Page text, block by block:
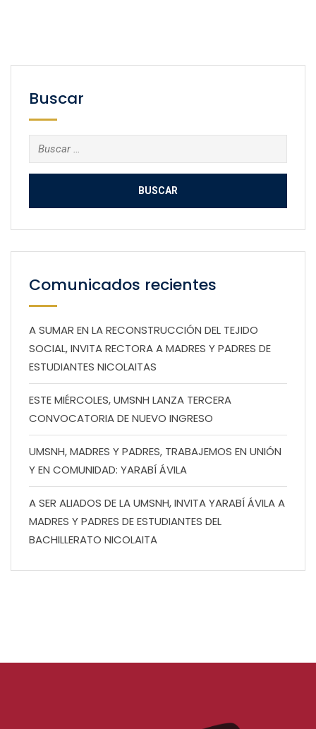
Buscar
Buscar:
Comunicados recientes
A SUMAR EN LA RECONSTRUCCIÓN DEL TEJIDO
SOCIAL, INVITA RECTORA A MADRES Y PADRES DE
ESTUDIANTES NICOLAITAS
ESTE MIÉRCOLES, UMSNH LANZA TERCERA
CONVOCATORIA DE NUEVO INGRESO
UMSNH, MADRES Y PADRES, TRABAJEMOS EN UNIÓN
Y EN COMUNIDAD: YARABÍ ÁVILA
A SER ALIADOS DE LA UMSNH, INVITA YARABÍ ÁVILA A
MADRES Y PADRES DE ESTUDIANTES DEL
BACHILLERATO NICOLAITA